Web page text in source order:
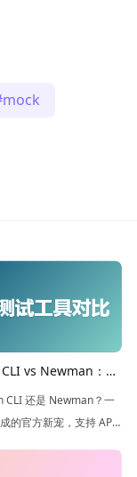
mock
vs Newman：你
款命令行运行器？
CLI 还是 Newman？一
的官方新宠，支持 API